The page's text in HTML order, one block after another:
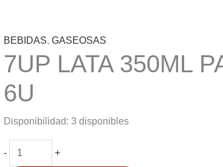
BEBIDAS,GASEOSAS
7UP LATA 350ML
6U
Disponibilidad: 3 disponibles
-
7UP
+